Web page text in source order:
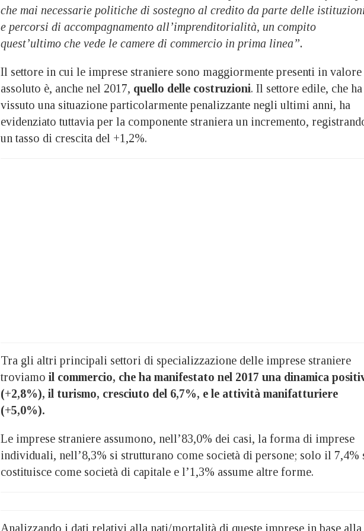
che mai necessarie politiche di sostegno al credito da parte delle
e percorsi di accompagnamento all’imprenditorialità, un compito
quest’ultimo che vede le camere di commercio in prima linea”.
Il settore in cui le imprese straniere sono maggiormente presenti in valore
assoluto è, anche nel 2017, quello delle costruzioni. Il settore edile, che ha
vissuto una situazione particolarmente penalizzante negli ultimi anni, ha
evidenziato tuttavia per la componente straniera un incremento,
un tasso di crescita del +1,2%.
Tra gli altri principali settori di specializzazione delle imprese straniere
troviamo il commercio, che ha manifestato nel 2017 una dinamica
(+2,8%), il turismo, cresciuto del 6,7%, e le attività manifatturiere
(+5,0%).
Le imprese straniere assumono, nell’83,0% dei casi, la forma di imprese
individuali, nell’8,3% si strutturano come società di persone; solo il 7,4%
costituisce come società di capitale e l’1,3% assume altre forme.
Analizzando i dati relativi alla nati/mortalità di queste imprese in base alla